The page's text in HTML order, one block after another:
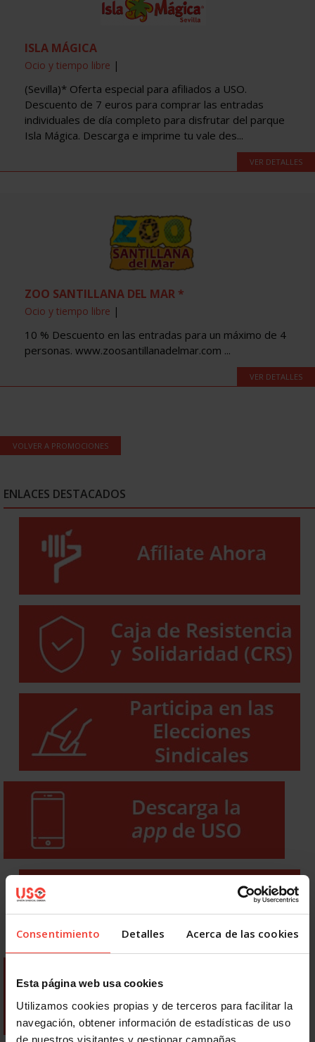
Consentimiento Detalles Acerca de las cookies
Esta página web usa cookies
Utilizamos cookies propias y de terceros para facilitar la
navegación, obtener información de estadísticas de uso
de nuestros visitantes y gestionar campañas
ISLA MÁGICA
Ocio y tiempo libre |
(Sevilla)* Oferta especial para afiliados a USO.
Descuento de 7 euros para comprar las entradas
individuales de día completo para disfrutar del parque
Isla Mágica. Descarga e imprime tu vale des...
VER DETALLES
ZOO SANTILLANA DEL MAR *
Ocio y tiempo libre |
10 % Descuento en las entradas para un máximo de 4
personas. www.zoosantillanadelmar.com ...
VER DETALLES
VOLVER A PROMOCIONES
ENLACES DESTACADOS